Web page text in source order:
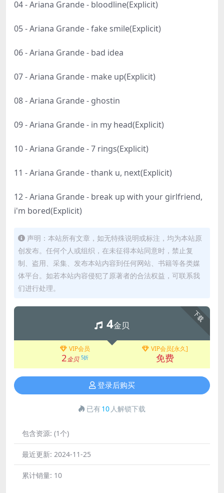
04 - Ariana Grande - bloodline(Explicit)
05 - Ariana Grande - fake smile(Explicit)
06 - Ariana Grande - bad idea
07 - Ariana Grande - make up(Explicit)
08 - Ariana Grande - ghostin
09 - Ariana Grande - in my head(Explicit)
10 - Ariana Grande - 7 rings(Explicit)
11 - Ariana Grande - thank u, next(Explicit)
12 - Ariana Grande - break up with your girlfriend,
i'm bored(Explicit)
声明：本站所有文章，如无特殊说明或标注，均为本站原
创发布。任何个人或组织，在未征得本站同意时，禁止复
制、盗用、采集、发布本站内容到任何网站、书籍等各类媒
体平台。如若本站内容侵犯了原著者的合法权益，可联系我
们进行处理。
下载
4金贝
VIP会员
2金贝 5折
VIP会员[永久]
免费
登录后购买
已有10 人解锁下载
包含资源: (1个)
最近更新: 2024-11-25
累计销量: 10